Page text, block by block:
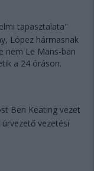
tapasztalata"
López hármasnak
nem Le Mans-ban
a 24 óráson.
Ben Keating vezet
vezetési